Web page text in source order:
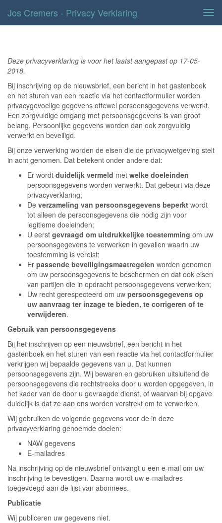
Jos Cremers - Privacy Verklaring
Deze privacyverklaring is voor het laatst aangepast op 17-05-
2018.
Bij inschrijving op de nieuwsbrief, een bericht in het gastenboek
en het sturen van een reactie via het contactformulier worden
privacygevoelige gegevens oftewel persoonsgegevens verwerkt.
Een zorgvuldige omgang met persoonsgegevens is van groot
belang. Persoonlijke gegevens worden dan ook zorgvuldig
verwerkt en beveiligd.
Bij onze verwerking worden de eisen die de privacywetgeving stelt
in acht genomen. Dat betekent onder andere dat:
Er wordt duidelijk vermeld met welke doeleinden
persoonsgegevens worden verwerkt. Dat gebeurt via deze
privacyverklaring;
De verzameling van persoonsgegevens beperkt wordt
tot alleen de persoonsgegevens die nodig zijn voor
legitieme doeleinden;
U eerst gevraagd om uitdrukkelijke toestemming om uw
persoonsgegevens te verwerken in gevallen waarin uw
toestemming is vereist;
Er passende beveiligingsmaatregelen worden genomen
om uw persoonsgegevens te beschermen en dat ook eisen
van partijen die in opdracht persoonsgegevens verwerken;
Uw recht gerespecteerd om uw persoonsgegevens op
uw aanvraag ter inzage te bieden, te corrigeren of te
verwijderen.
Gebruik van persoonsgegevens
Bij het inschrijven op een nieuwsbrief, een bericht in het
gastenboek en het sturen van een reactie via het contactformulier
verkrijgen wij bepaalde gegevens van u. Dat kunnen
persoonsgegevens zijn. Wij bewaren en gebruiken uitsluitend de
persoonsgegevens die rechtstreeks door u worden opgegeven, in
het kader van de door u gevraagde dienst, of waarvan bij opgave
duidelijk is dat ze aan ons worden verstrekt om te verwerken.
Wij gebruiken de volgende gegevens voor de in deze
privacyverklaring genoemde doelen:
NAW gegevens
E-mailadres
Na inschrijving op de nieuwsbrief ontvangt u een e-mail om uw
inschrijving te bevestigen. Daarna wordt uw e-mailadres
toegevoegd aan de lijst van abonnees.
Publicatie
Wij publiceren uw gegevens niet.